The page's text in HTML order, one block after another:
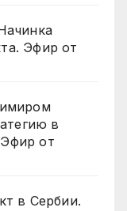
Эфир от
в
от
в Сербии.